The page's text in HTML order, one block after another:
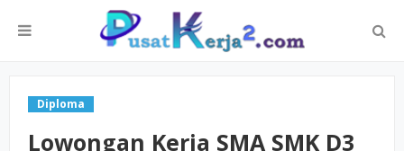
Diploma
Lowongan Kerja SMA SMK D3